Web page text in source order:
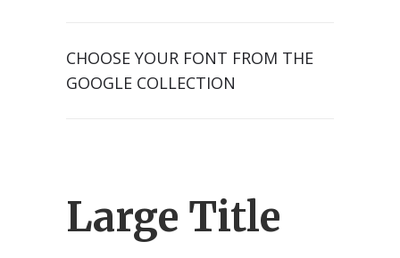
CHOOSE YOUR FONT FROM THE
GOOGLE COLLECTION
Large Title